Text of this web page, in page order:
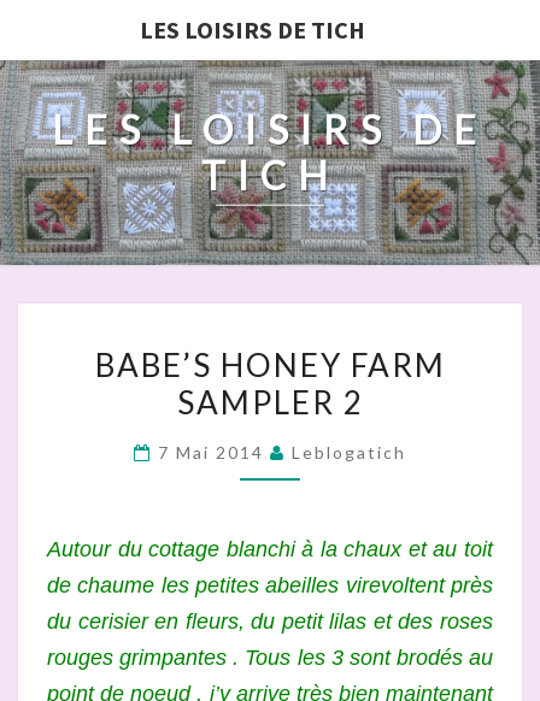
LES LOISIRS DE TICH
LES LOISIRS DE
TICH
HONEY
FARM
2
BABE’S HONEY FARM
SAMPLER 2
7 Mai 2014 Leblogatich
Autour du cottage blanchi à la chaux et au toit
de chaume les petites abeilles virevoltent près
du cerisier en fleurs, du petit lilas et des roses
rouges grimpantes . Tous les 3 sont brodés au
point de noeud , j’y arrive très bien maintenant